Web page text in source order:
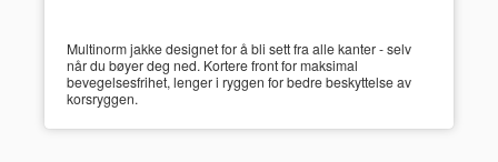
Multinorm jakke designet for å bli sett fra alle kanter - selv
når du bøyer deg ned. Kortere front for maksimal
bevegelsesfrihet, lenger i ryggen for bedre beskyttelse av
korsryggen.